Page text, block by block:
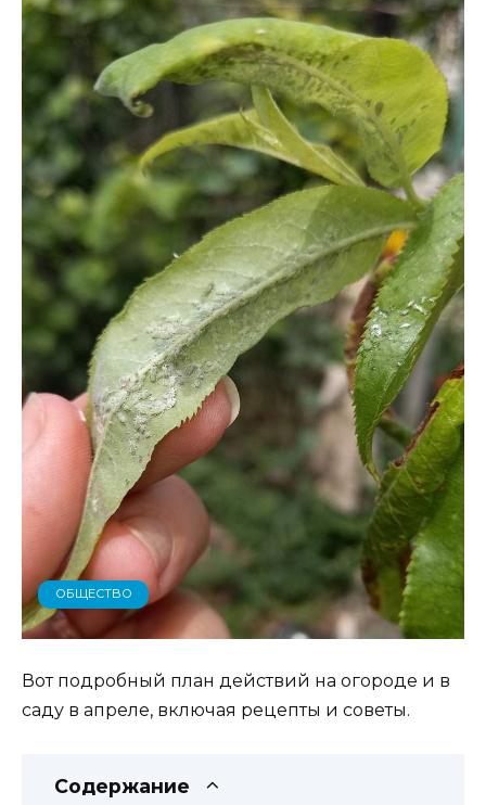
ОБЩЕСТВО
Вот подробный план действий на огороде и в
саду в апреле, включая рецепты и советы.
Содержание